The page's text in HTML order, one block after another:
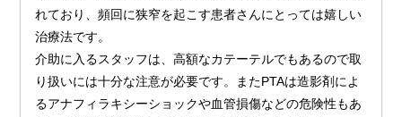
れており、頻回に狭窄を起こす患者さんにとっては嬉しい
治療法です。
介助に入るスタッフは、高額なカテーテルでもあるので取
り扱いには十分な注意が必要です。またPTAは造影剤によ
るアナフィラキシーショックや血管損傷などの危険性もあ